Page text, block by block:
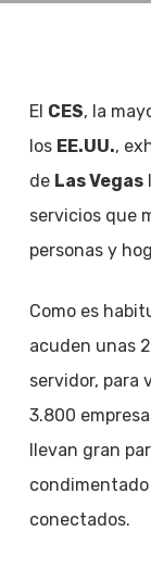
El CES, la
los EE.UU.,
de Las Vegas
servicios que
personas y
Como es
acuden unas
servidor, para
3.800
llevan gran
conectados.